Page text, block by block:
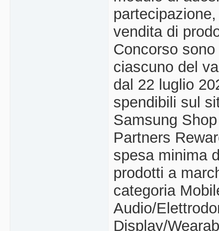
vendita di
Concorso
ciascuno del
dal 22 luglio
spendibili sul
Samsung
Partners
spesa minima
prodotti a
categoria
Audio/
Display/